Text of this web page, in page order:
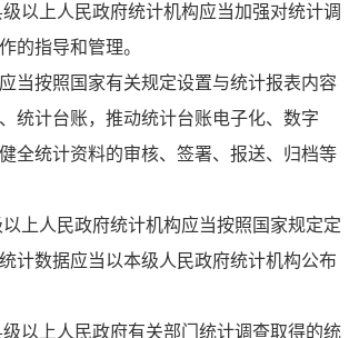
以上人民政府统计机构应当加强对统计调
的指导和管理。
当按照国家有关规定设置与统计报表内容
统计台账，推动统计台账电子化、数字
全统计资料的审核、签署、报送、归档等
上人民政府统计机构应当按照国家规定定
计数据应当以本级人民政府统计机构公布
以上人民政府有关部门统计调查取得的统